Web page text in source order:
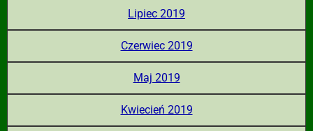
Lipiec 2019
Czerwiec 2019
Maj 2019
Kwiecień 2019